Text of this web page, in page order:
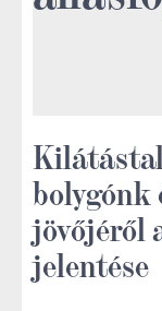
bolygónk
jövőjéről
jelentése